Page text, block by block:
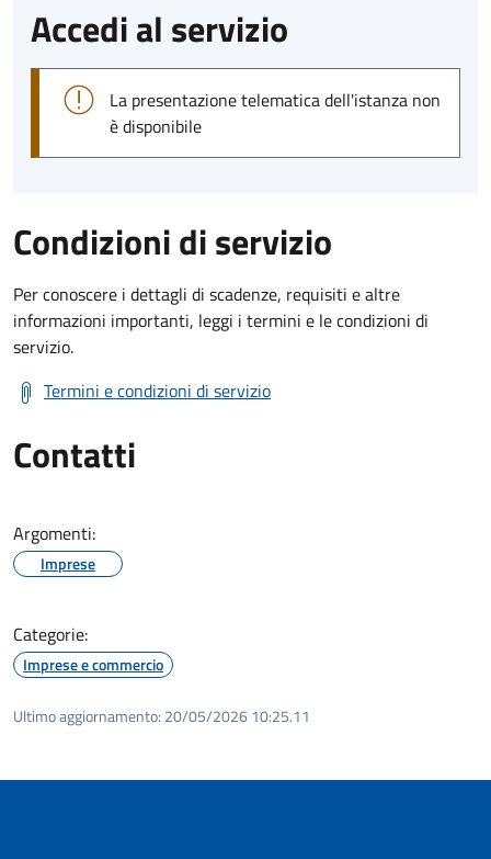
Accedi al servizio
La presentazione telematica dell'istanza non
è disponibile
Condizioni di servizio
Per conoscere i dettagli di scadenze, requisiti e altre
informazioni importanti, leggi i termini e le condizioni di
servizio.
Termini e condizioni di servizio
Contatti
Argomenti:
Imprese
Categorie:
Imprese e commercio
Ultimo aggiornamento: 20/05/2026 10:25.11